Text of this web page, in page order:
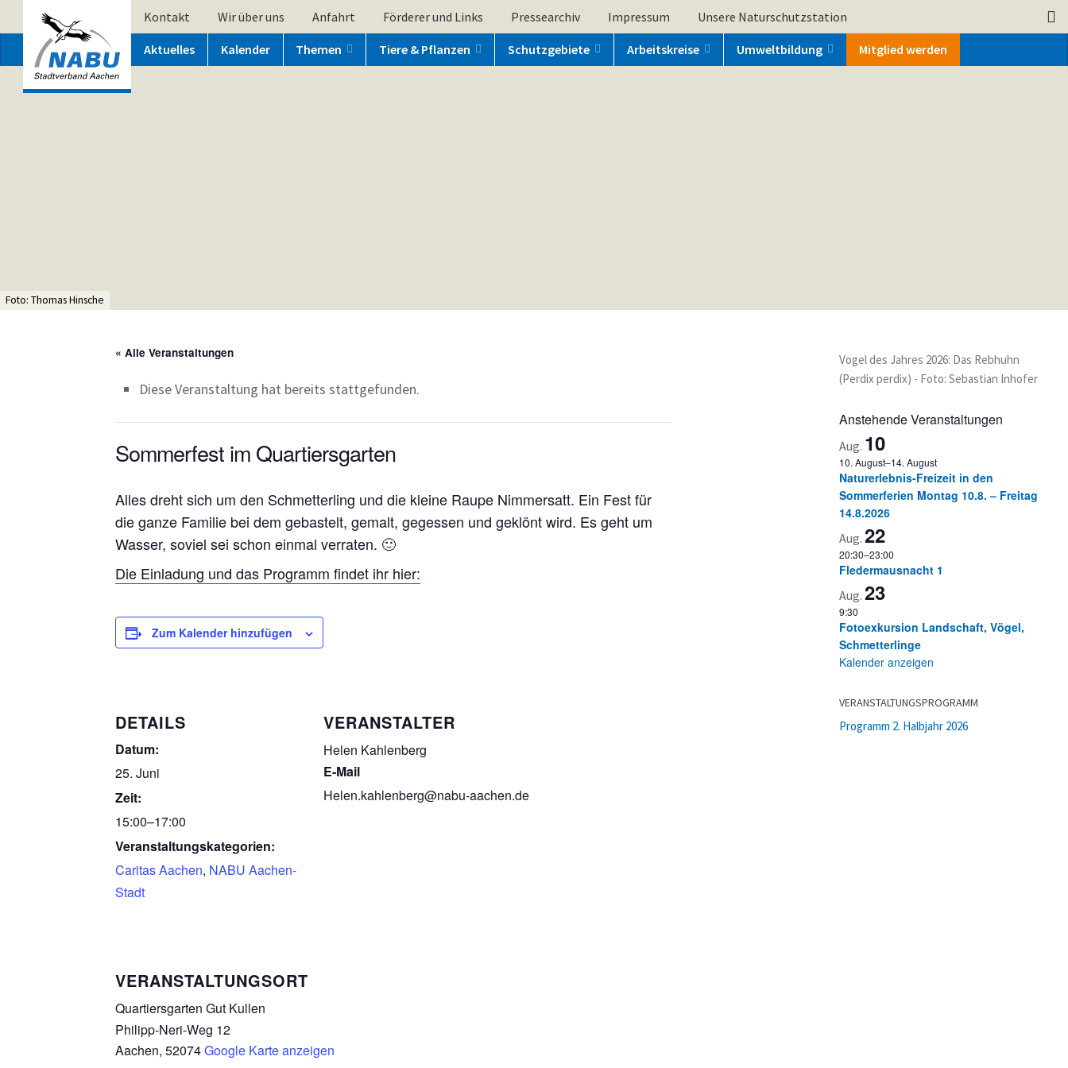
Kontakt Wir über uns Anfahrt Förderer und Links Pressearchiv Impressum Unsere Naturschutzstation
Aktuelles Kalender Themen Tiere & Pflanzen Schutzgebiete Arbeitskreise Umweltbildung Mitglied werden
Foto: Thomas Hinsche
« Alle Veranstaltungen
Diese Veranstaltung hat bereits stattgefunden.
Sommerfest im Quartiersgarten
Alles dreht sich um den Schmetterling und die kleine Raupe Nimmersatt. Ein Fest für
die ganze Familie bei dem gebastelt, gemalt, gegessen und geklönt wird. Es geht um
Wasser, soviel sei schon einmal verraten. 🙂
Die Einladung und das Programm findet ihr hier:
Zum Kalender hinzufügen
DETAILS
Datum:
25. Juni
Zeit:
15:00–17:00
Veranstaltungskategorien:
Caritas Aachen, NABU Aachen-
Stadt
VERANSTALTER
Helen Kahlenberg
E-Mail
Helen.kahlenberg@nabu-aachen.de
VERANSTALTUNGSORT
Quartiersgarten Gut Kullen
Philipp-Neri-Weg 12
Aachen, 52074Google Karte anzeigen
Vogel des Jahres 2026: Das Rebhuhn
(Perdix perdix) - Foto: Sebastian Inhofer
Anstehende Veranstaltungen
Aug. 10
10. August–14. August
Naturerlebnis-Freizeit in den
Sommerferien Montag 10.8. – Freitag
14.8.2026
Aug. 22
20:30–23:00
Fledermausnacht 1
Aug. 23
9:30
Fotoexkursion Landschaft, Vögel,
Schmetterlinge
Kalender anzeigen
VERANSTALTUNGSPROGRAMM
Programm 2. Halbjahr 2026